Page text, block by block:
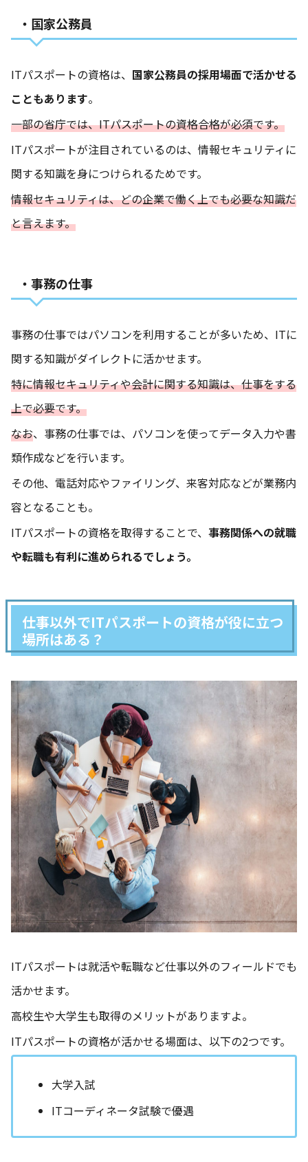
・国家公務員
ITパスポートの資格は、 国家公務員の採用場面で活かせる
こともあります。
一部の省庁では、ITパスポートの資格合格が必須です。
ITパスポートが注目されているのは、情報セキュリティに
関する知識を身につけられるためです。
情報セキュリティは、どの企業で働く上でも必要な知識だ
と言えます。
・事務の仕事
事務の仕事ではパソコンを利用することが多いため、ITに
関する知識がダイレクトに活かせます。
特に情報セキュリティや会計に関する知識は、仕事をする
上で必要です。
なお、事務の仕事では、パソコンを使ってデータ入力や書
類作成などを行います。
その他、電話対応やファイリング、来客対応などが業務内
容となることも。
ITパスポートの資格を取得することで、 事務関係への就職
や転職も有利に進められるでしょう。
仕事以外でITパスポートの資格が役に立つ
場所はある？
ITパスポートは就活や転職など仕事以外のフィールドでも
活かせます。
高校生や大学生も取得のメリットがありますよ。
ITパスポートの資格が活かせる場面は、以下の2つです。
大学入試
ITコーディネータ試験で優遇